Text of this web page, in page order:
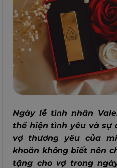
Ngày lễ tình nhân
thể hiện tình yêu và sự
vợ thương yêu của
khoăn không biết nên
tặng cho vợ trong